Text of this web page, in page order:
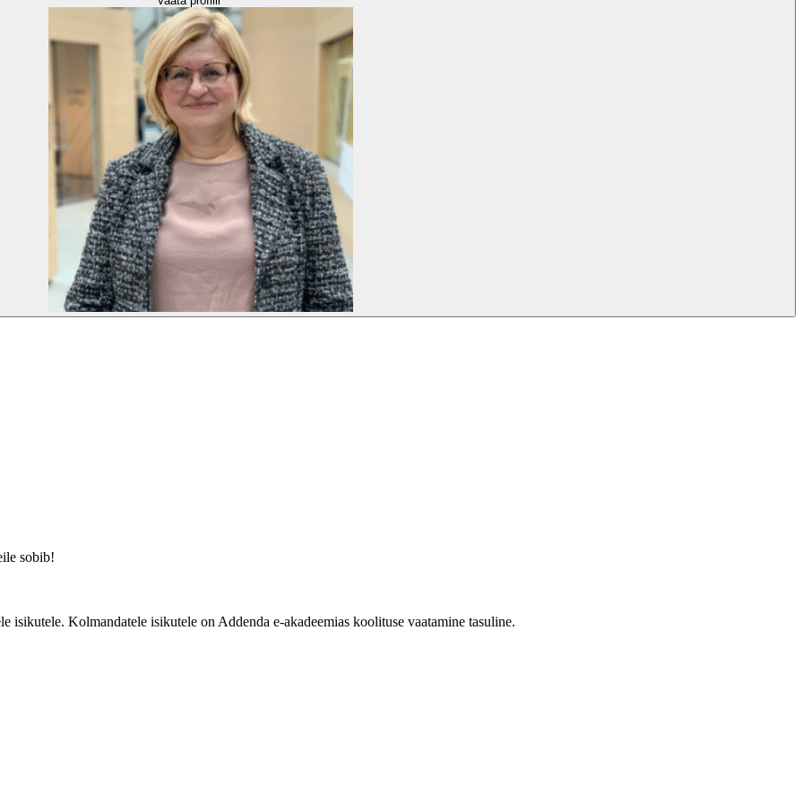
sobib!
isikutele. Kolmandatele isikutele on Addenda e-akadeemias koolituse vaatamine tasuline.